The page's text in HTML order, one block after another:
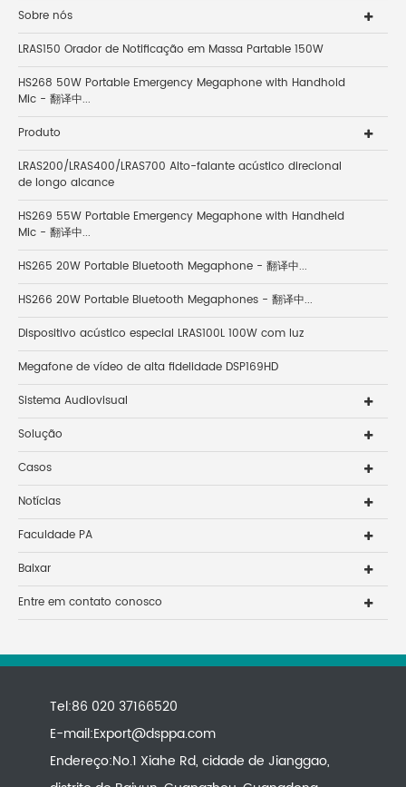
Sobre nós
LRAS150 Orador de Notificação em Massa Partable 150W
HS268 50W Portable Emergency Megaphone with Handhold
Mic - 翻译中...
Produto
LRAS200/LRAS400/LRAS700 Alto-falante acústico direcional
de longo alcance
HS269 55W Portable Emergency Megaphone with Handheld
Mic - 翻译中...
HS265 20W Portable Bluetooth Megaphone - 翻译中...
HS266 20W Portable Bluetooth Megaphones - 翻译中...
Dispositivo acústico especial LRAS100L 100W com luz
Megafone de vídeo de alta fidelidade DSP169HD
Sistema Audiovisual
Solução
Casos
Notícias
Faculdade PA
Baixar
Entre em contato conosco
Tel:86 020 37166520
E-mail:Export@dsppa.com
Endereço:No.1 Xiahe Rd, cidade de Jianggao,